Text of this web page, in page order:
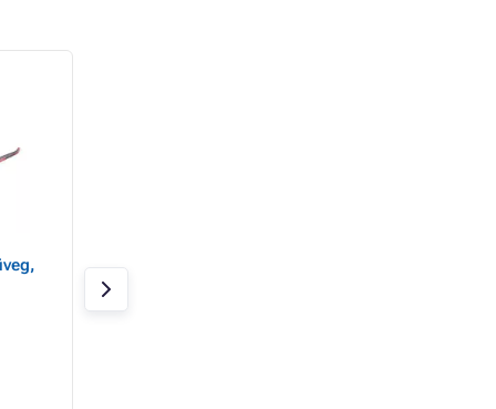
CXS-OPSIS ALAVO
szemüveg, átlátszó
Raktáron > 20 db